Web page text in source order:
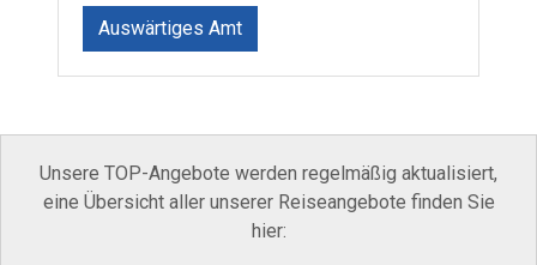
Auswärtiges Amt
Unsere TOP-Angebote werden regelmäßig aktualisiert,
eine Übersicht aller unserer Reiseangebote finden Sie
hier: